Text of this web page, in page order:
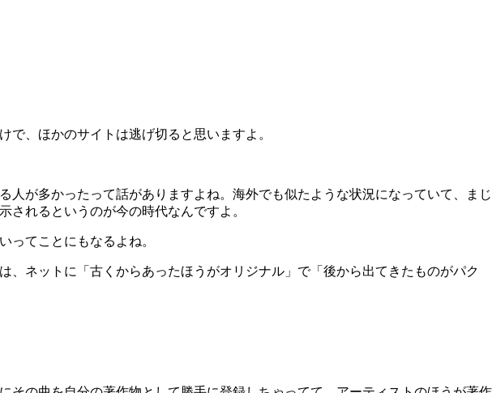
、ほかのサイトは逃げ切ると思いますよ。
が多かったって話がありますよね。海外でも似たような状況になっていて、まじ
れるというのが今の時代なんですよ。
てことにもなるよね。
ネットに「古くからあったほうがオリジナル」で「後から出てきたものがパク